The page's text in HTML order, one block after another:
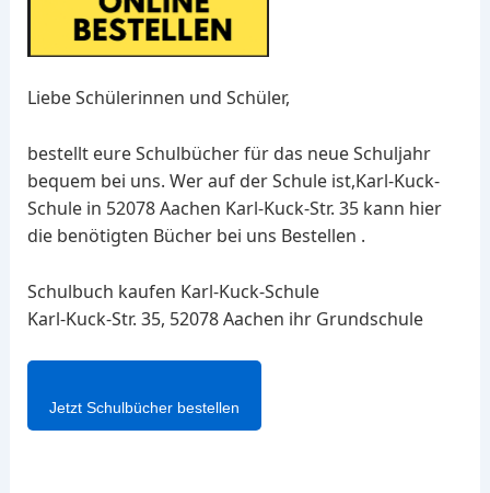
Liebe Schülerinnen und Schüler,
bestellt eure Schulbücher für das neue Schuljahr
bequem bei uns. Wer auf der Schule ist,Karl-Kuck-
Schule in 52078 Aachen Karl-Kuck-Str. 35 kann hier
die benötigten Bücher bei uns Bestellen .
Schulbuch kaufen Karl-Kuck-Schule
Karl-Kuck-Str. 35, 52078 Aachen ihr Grundschule
Jetzt Schulbücher bestellen